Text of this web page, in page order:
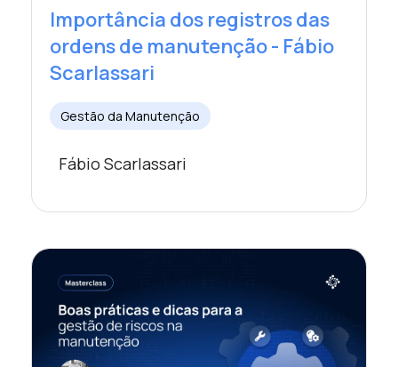
Importância dos registros das
ordens de manutenção - Fábio
Scarlassari
Gestão da Manutenção
Fábio Scarlassari